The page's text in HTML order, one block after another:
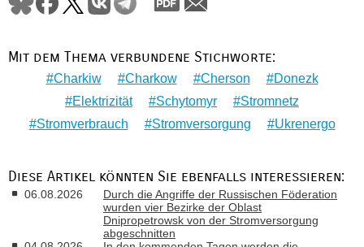
Mit dem Thema verbundene Stichworte:
Charkiw Charkow Cherson
Donezk
Elektrizität
Schytomyr
Stromnetz
Stromverbrauch
Stromversorgung Ukrenergo
Diese Artikel könnten Sie ebenfalls interessieren:
06.08.2026
Durch die Angriffe der Russischen Föderation
wurden vier Bezirke der Oblast
Dnipropetrowsk von der Stromversorgung
abgeschnitten